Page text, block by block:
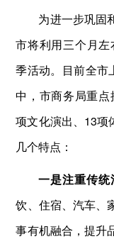
为进一步巩固
市将利用三个月
季活动。目前全市
中，市商务局重
项文化演出、13项
几个特点：
一是注重传统
饮、住宿、汽车、
事有机融合，提升